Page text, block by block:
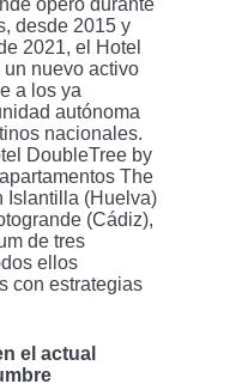
operó durante
desde 2015 y
2021, el Hotel
nuevo activo
a los ya
autónoma
nacionales.
DoubleTree by
The
Islantilla (Huelva)
(Cádiz),
de tres
ellos
con estrategias
el actual